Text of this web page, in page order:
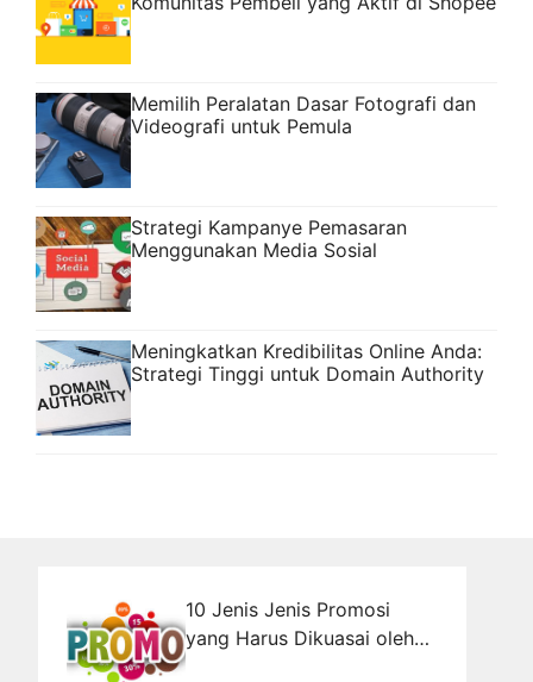
Memilih Peralatan Dasar Fotografi dan
Videografi untuk Pemula
Strategi Kampanye Pemasaran
Menggunakan Media Sosial
Meningkatkan Kredibilitas Online Anda:
Strategi Tinggi untuk Domain Authority
10 Jenis Jenis Promosi
yang Harus Dikuasai oleh